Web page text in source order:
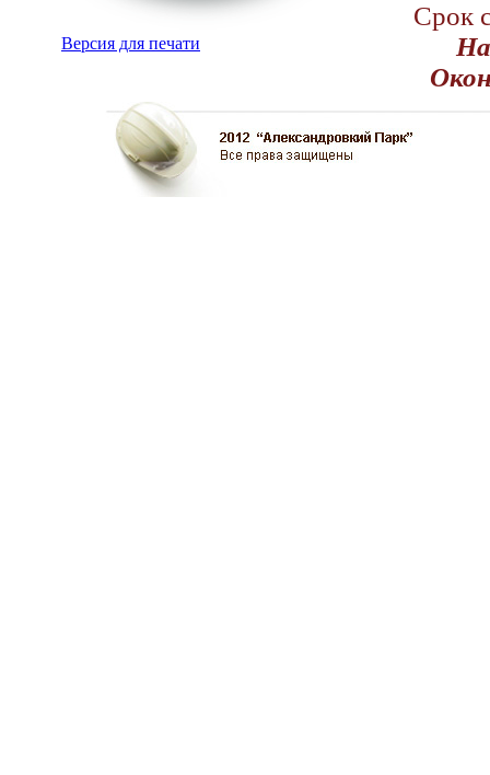
Версия для печати
Срок